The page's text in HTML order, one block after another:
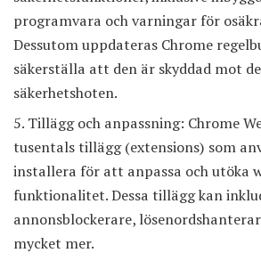
programvara och varningar för
Dessutom uppdateras Chrome
säkerställa att den är skyddad mot
säkerhetshoten.
Tillägg och anpassning: Chrome
tusentals tillägg (extensions) som
installera för att anpassa och utöka
funktionalitet. Dessa tillägg kan
annonsblockerare,
mycket mer.